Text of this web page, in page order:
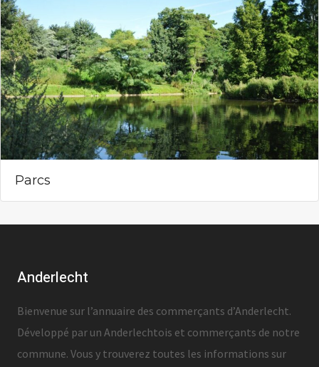
Parcs
Anderlecht
Bienvenue sur l’annuaire des commerçants d’Anderlecht.
Développé par un Anderlechtois et commerçants de notre
commune. Vous y trouverez toutes les informations sur